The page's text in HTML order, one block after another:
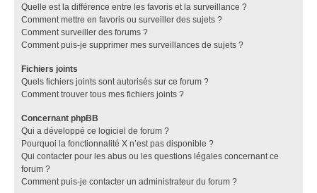
Quelle est la différence entre les favoris et la surveillance ?
Comment mettre en favoris ou surveiller des sujets ?
Comment surveiller des forums ?
Comment puis-je supprimer mes surveillances de sujets ?
Fichiers joints
Quels fichiers joints sont autorisés sur ce forum ?
Comment trouver tous mes fichiers joints ?
Concernant phpBB
Qui a développé ce logiciel de forum ?
Pourquoi la fonctionnalité X n’est pas disponible ?
Qui contacter pour les abus ou les questions légales concernant ce
forum ?
Comment puis-je contacter un administrateur du forum ?